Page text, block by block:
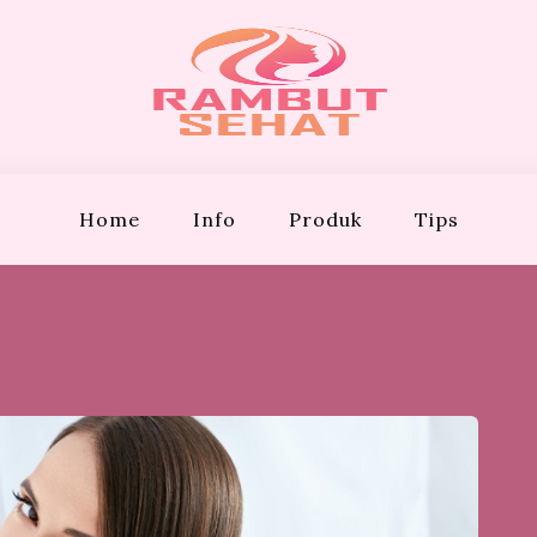
Home Info Produk Tips